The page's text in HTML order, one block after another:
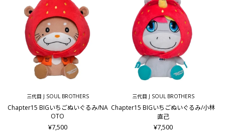
三代目 J SOUL BROTHERS
Chapter15 BIGいちごぬいぐるみ/NA
OTO
¥7,500
三代目 J SOUL BROTHERS
Chapter15 BIGいちごぬいぐるみ/小林
直己
¥7,500